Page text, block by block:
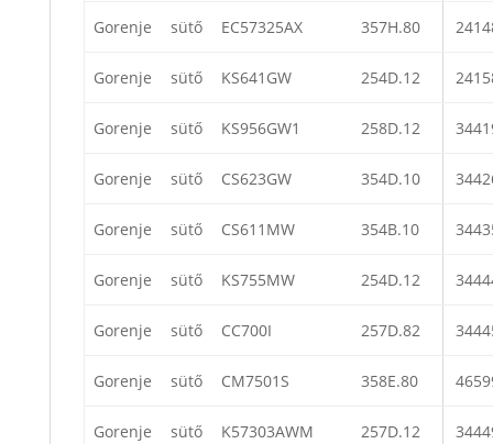
Gorenje sütő EC57325AX 357H.80
Gorenje sütő KS641GW 254D.12
Gorenje sütő KS956GW1 258D.12
Gorenje sütő CS623GW 354D.10
Gorenje sütő CS611MW 354B.10
Gorenje sütő KS755MW 254D.12
Gorenje sütő CC700I 257D.82
Gorenje sütő CM7501S 358E.80
Gorenje sütő K57303AWM 257D.12